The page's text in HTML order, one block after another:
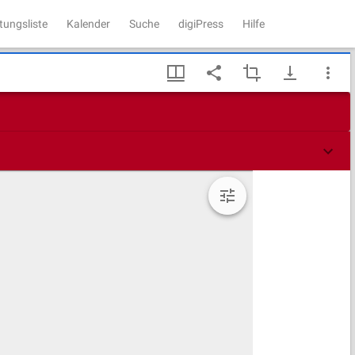
Kalender Suche digiPress Hilfe